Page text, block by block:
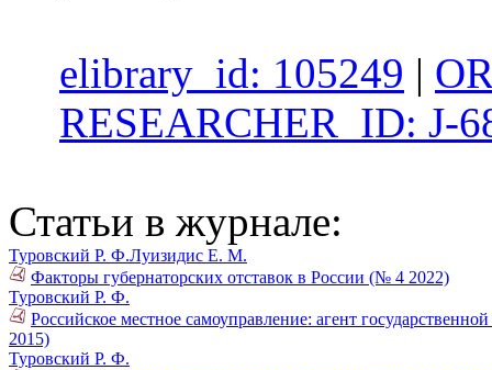
elibrary_id: 105249 |
RESEARCHER_ID: J-
Статьи в журнале:
Туровский Р. Ф.Луизидис Е. М.
Факторы губернаторских отставок в России (№ 4 2022)
Туровский Р. Ф.
Российское местное самоуправление: агент
2015)
Туровский Р. Ф.